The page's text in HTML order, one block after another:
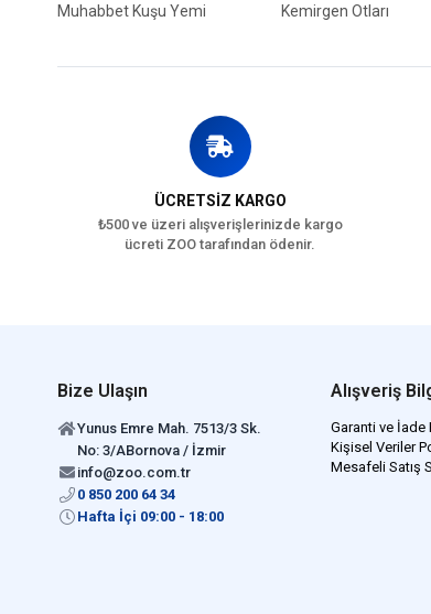
Muhabbet Kuşu Yemi
Kemirgen Otları
ÜCRETSİZ KARGO
₺500 ve üzeri alışverişlerinizde kargo
ücreti ZOO tarafından ödenir.
Bize Ulaşın
Yunus Emre Mah. 7513/3 Sk.
No: 3/ABornova / İzmir
info@zoo.com.tr
0 850 200 64 34
Hafta İçi 09:00 - 18:00
Alışveriş
Garanti ve İade
Kişisel Veriler
Mesafeli Satış